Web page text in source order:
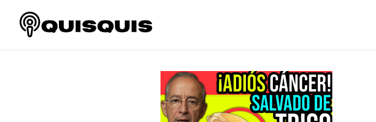
contenido